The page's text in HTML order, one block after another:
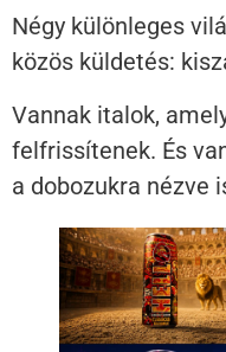
Négy különleges
közös küldetés:
Vannak italok,
felfrissítenek. És
a dobozukra nézve